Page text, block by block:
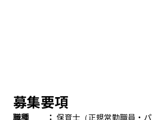
募集要項
職種　　 ： 保育士（正規常勤職員・パ